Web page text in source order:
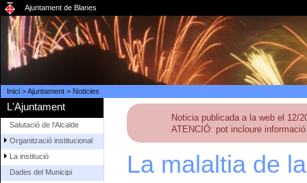
Ajuntament de Blanes
Inici>Ajuntament> Noticies
L'Ajuntament
Salutació de l'Alcalde
Organització institucional
La institució
Dades del Municipi
Noticia publicada a la web el 12/
ATENCIÓ: pot incloure
La malaltia de